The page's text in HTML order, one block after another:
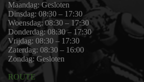
Maandag: Gesloten
Dinsdag: 08:30 – 17:30
Woensdag: 08:30 – 17:30
Donderdag: 08:30 – 17:30
Vrijdag: 08:30 – 17:30
Zaterdag: 08:30 – 16:00
Zondag: Gesloten
ROUTE